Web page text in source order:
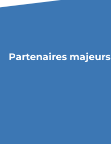
Partenaires majeurs